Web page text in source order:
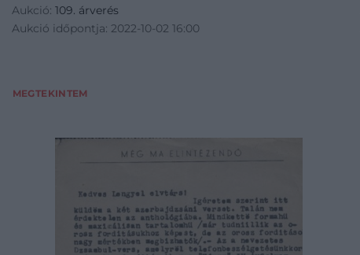
Aukció: 109. árverés
Aukció időpontja: 2022-10-02 16:00
MEGTEKINTEM